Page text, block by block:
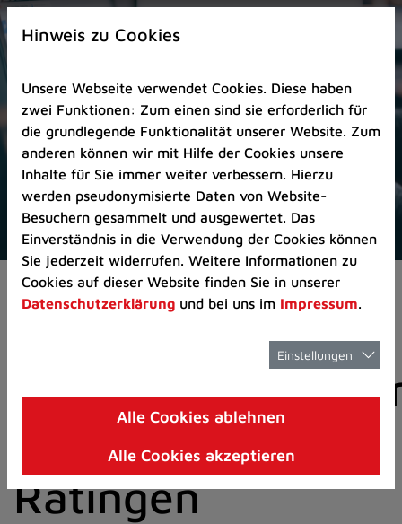
Zur
Startseite
Zum
Seitenanfang
springen
(Schnelltaste
A)
Zur
Navigation/Menü
springen
(Schnelltaste
M)
Zur
8)
I)
Aktuelles Pressemitteilungen
der Stadt
Ratingen
Hinweis zu Cookies
Unsere Webseite verwendet Cookies. Diese haben
zwei Funktionen: Zum einen sind sie erforderlich für
die grundlegende Funktionalität unserer Website. Zum
anderen können wir mit Hilfe der Cookies unsere
Inhalte für Sie immer weiter verbessern. Hierzu
werden pseudonymisierte Daten von Website-
Besuchern gesammelt und ausgewertet. Das
Einverständnis in die Verwendung der Cookies können
Sie jederzeit widerrufen. Weitere Informationen zu
Cookies auf dieser Website finden Sie in unserer
Datenschutzerklärung und bei uns im Impressum.
Einstellungen
Alle Cookies ablehnen
Alle Cookies akzeptieren